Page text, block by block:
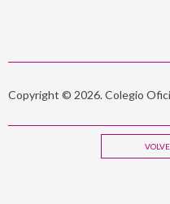
Copyright © 2026. Colegio